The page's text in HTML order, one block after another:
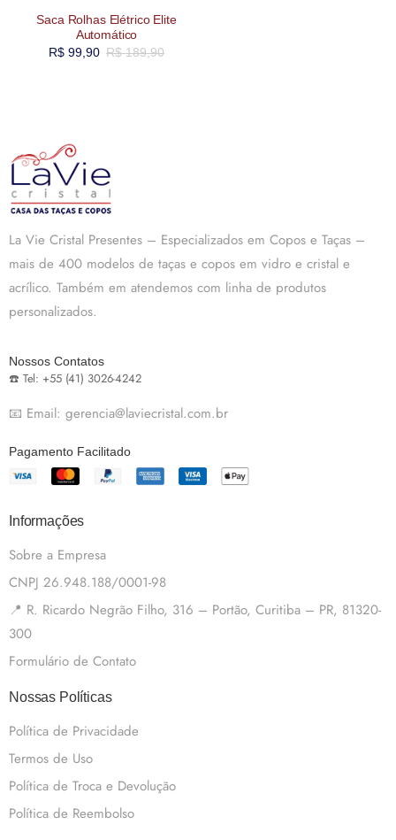
Saca Rolhas Elétrico Elite
Automático
R$189,90
R$99,90
La Vie Cristal Presentes – Especializados em Copos e Taças –
mais de 400 modelos de taças e copos em vidro e cristal e
acrílico. Também em atendemos com linha de produtos
personalizados.
Nossos Contatos
☎️ Tel: +55 (41) 3026-4242
📧 Email: gerencia@laviecristal.com.br
Pagamento Facilitado
Informações
Sobre a Empresa
CNPJ 26.948.188/0001-98
📍 R. Ricardo Negrão Filho, 316 – Portão, Curitiba – PR, 81320-
300
Formulário de Contato
Nossas Políticas
Política de Privacidade
Termos de Uso
Política de Troca e Devolução
Política de Reembolso